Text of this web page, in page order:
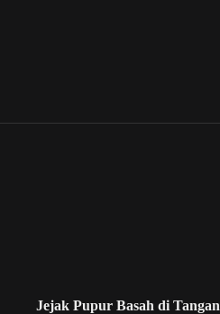
Jejak Pupur Basah di Tangan